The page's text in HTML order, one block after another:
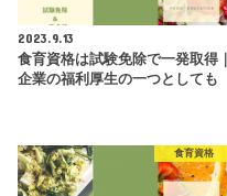
2023.9.13
食育資格は試験免除で一発取得｜
企業の福利厚生の一つとしても
食育資格